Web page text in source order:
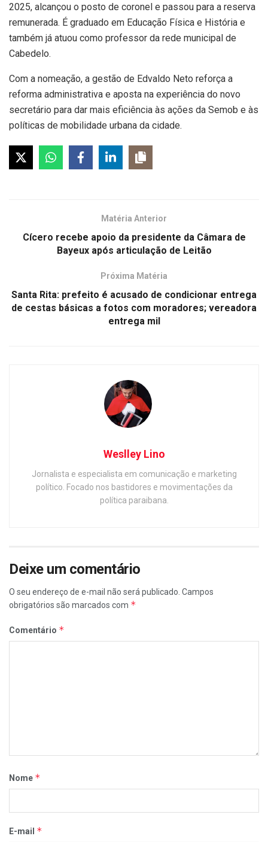
2025, alcançou o posto de coronel e passou para a reserva
remunerada. É graduado em Educação Física e História e
também já atuou como professor da rede municipal de
Cabedelo.
Com a nomeação, a gestão de Edvaldo Neto reforça a
reforma administrativa e aposta na experiência do novo
secretário para dar mais eficiência às ações da Semob e às
políticas de mobilidade urbana da cidade.
Matéria Anterior
Cícero recebe apoio da presidente da Câmara de
Bayeux após articulação de Leitão
Próxima Matéria
Santa Rita: prefeito é acusado de condicionar entrega
de cestas básicas a fotos com moradores; vereadora
entrega mil
Weslley Lino
Jornalista e especialista em comunicação e marketing
político. Focado nos bastidores e movimentações da
política paraibana.
Deixe um comentário
O seu endereço de e-mail não será publicado. Campos
obrigatórios são marcados com *
Comentário *
Nome *
E-mail *